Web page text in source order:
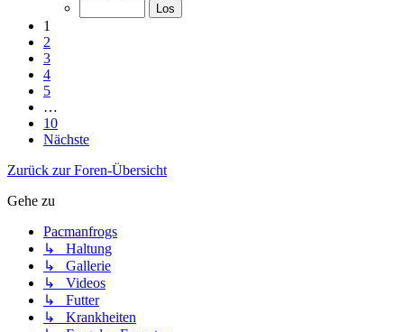
1
2
3
4
5
…
10
Nächste
Zurück zur Foren-Übersicht
Gehe zu
Pacmanfrogs
↳ Haltung
↳ Gallerie
↳ Videos
↳ Futter
↳ Krankheiten